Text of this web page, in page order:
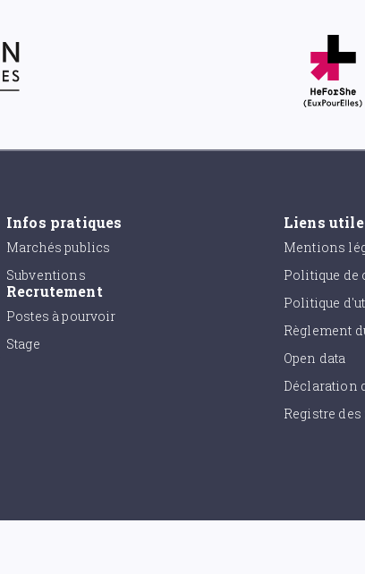
Infos pratiques
Marchés publics
Subventions
Recrutement
Postes à pourvoir
Stage
Liens
Mentions
Politique
Politique
Règlement
Open data
Déclaration
Registre